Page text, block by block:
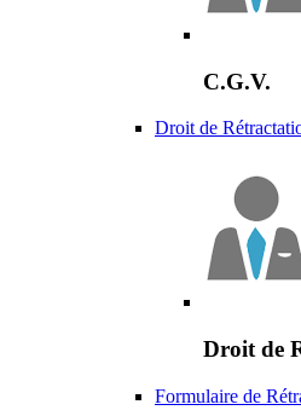
C.G.V.
Droit de
Droit de
Formulaire de